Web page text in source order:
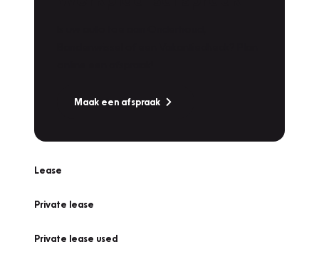
Maak een afspraak
Lease
Private lease
Private lease used